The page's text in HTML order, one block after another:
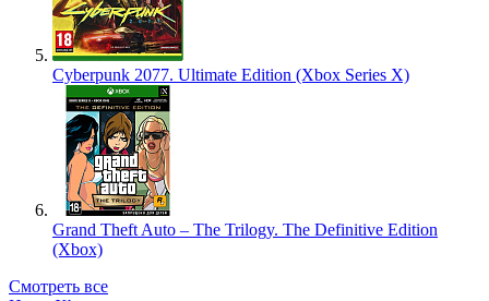
Cyberpunk 2077. Ultimate Edition (Xbox Series X)
Grand Theft Auto – The Trilogy. The Definitive Edition
(Xbox)
Смотреть все